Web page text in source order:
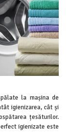
la mașina de
igienizarea, cât și
țesăturilor.
igienizate este